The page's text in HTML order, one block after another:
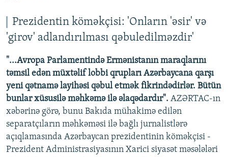
Prezidentin köməkçisi: 'Onların 'əsir' və
'girov' adlandırılması qəbuledilməzdir'
"...Avropa Parlamentində Ermənistanın maraqlarını
təmsil edən müxtəlif lobbi qrupları Azərbaycana qarşı
yeni qətnamə layihəsi qəbul etmək fikrindədirlər. Bütün
bunlar xüsusilə məhkəmə ilə əlaqədardır". AZƏRTAC-ın
xəbərinə görə, bunu Bakıda mühakimə edilən
separatçıların məhkəməsi ilə bağlı jurnalistlərə
açıqlamasında Azərbaycan prezidentinin köməkçisi -
Prezident Administrasiyasının Xarici siyasət məsələləri